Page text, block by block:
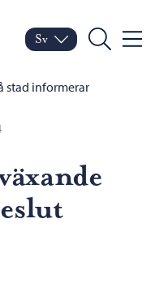
Porvoo – Gå till
Byt språk
Nuvarande språk:
Sv
Sök Meny
stad informerar